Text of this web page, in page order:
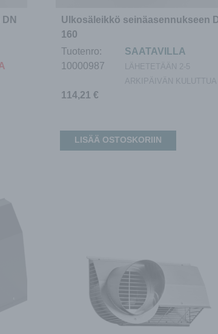
Ulkosäleikkö seinäasennukseen
160
Tuotenro:
10000987
SAATAVILLA
LÄHETETÄÄN 2-5
ARKIPÄIVÄN KULUTTUA
114,21 €
LISÄÄ OSTOSKORIIN